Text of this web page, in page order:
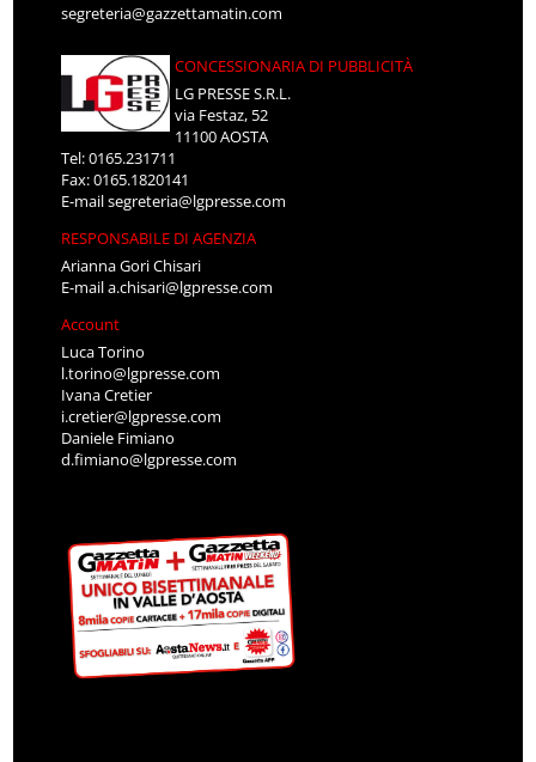
segreteria@gazzettamatin.com
CONCESSIONARIA DI PUBBLICITÀ
LG PRESSE S.R.L.
via Festaz, 52
11100 AOSTA
Tel: 0165.231711
Fax: 0165.1820141
E-mailsegreteria@lgpresse.com
RESPONSABILE DI AGENZIA
Arianna Gori Chisari
E-maila.chisari@lgpresse.com
Account
Luca Torino
l.torino@lgpresse.com
Ivana Cretier
i.cretier@lgpresse.com
Daniele Fimiano
d.fimiano@lgpresse.com